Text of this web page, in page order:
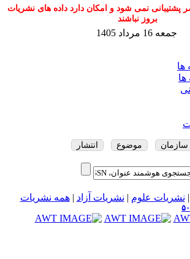
پشتیبانی نمی شود و امکان دارد داده های نشریات
بروز نباشند
ها
ها
جمعه 16 مرداد 1405
سازمان موضوع
انتشار
| نشریات علوم | نشریات آزاد |همه نشریات
۵۰